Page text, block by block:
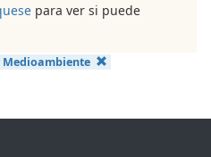
para ver si puede
Medioambiente